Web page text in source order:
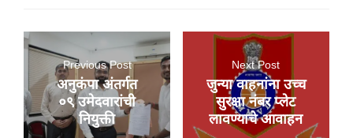
Previous Post
अनुकंपा अंतर्गत
०९ उमेदवारांची
नियुक्ती
Next Post
जुन्या वाहनांना उच्च
सुरक्षा नंबर प्लेट
लावण्याचे आवाहन